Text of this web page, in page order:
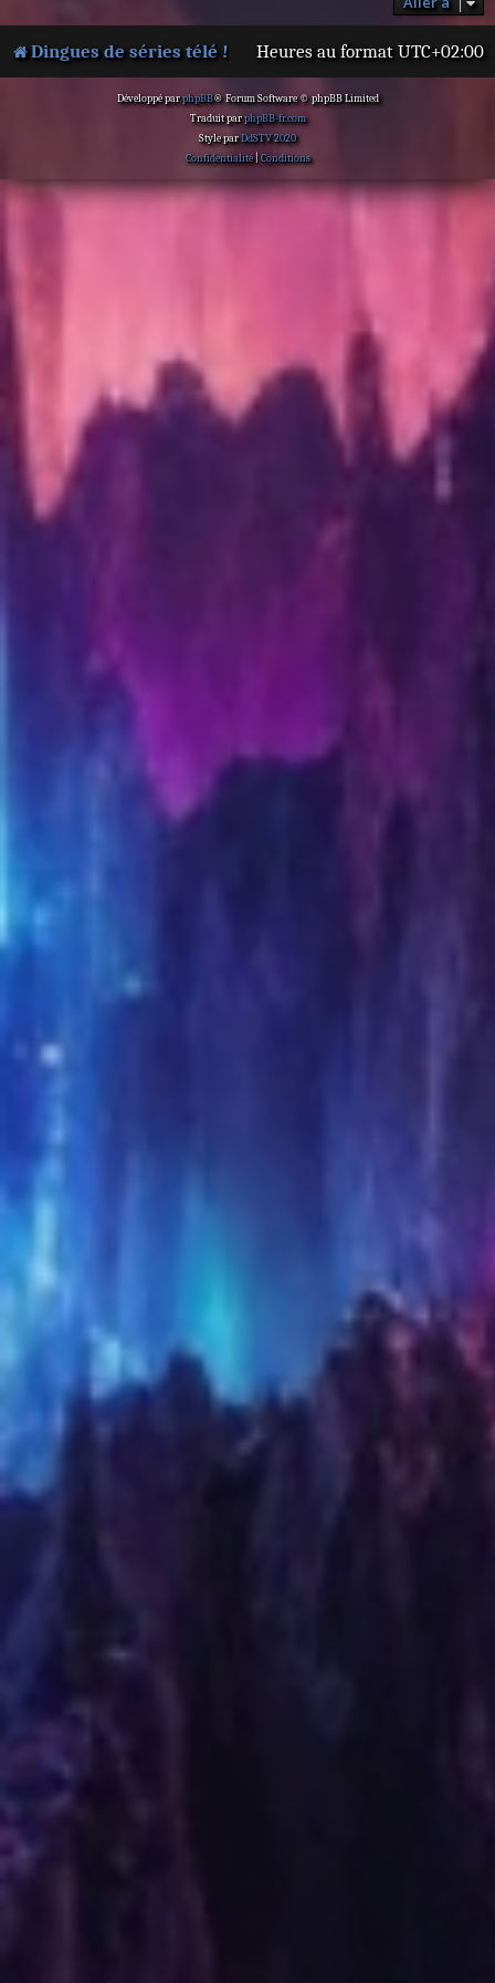
Dingues de séries télé ! Heures au format UTC+02:00
Développé parphpBB® Forum Software © phpBB Limited
Traduit parphpBB-fr.com
Style parDdSTV 2020
Confidentialité| Conditions